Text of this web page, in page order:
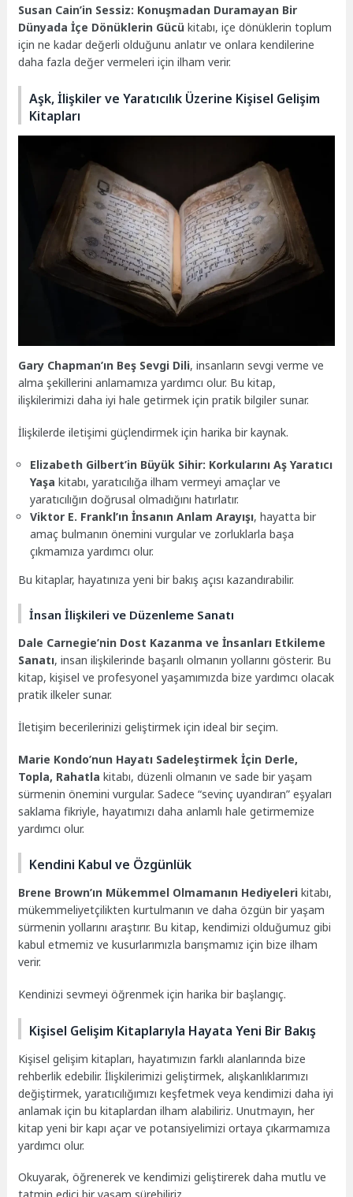
Susan Cain’in Sessiz: Konuşmadan Duramayan Bir
Dünyada İçe Dönüklerin Gücü kitabı, içe dönüklerin toplum
için ne kadar değerli olduğunu anlatır ve onlara kendilerine
daha fazla değer vermeleri için ilham verir.
Aşk, İlişkiler ve Yaratıcılık Üzerine Kişisel Gelişim
Kitapları
Gary Chapman’ın Beş Sevgi Dili, insanların sevgi verme ve
alma şekillerini anlamamıza yardımcı olur. Bu kitap,
ilişkilerimizi daha iyi hale getirmek için pratik bilgiler sunar.
İlişkilerde iletişimi güçlendirmek için harika bir kaynak.
Elizabeth Gilbert’in Büyük Sihir: Korkularını Aş Yaratıcı
Yaşa kitabı, yaratıcılığa ilham vermeyi amaçlar ve
yaratıcılığın doğrusal olmadığını hatırlatır.
Viktor E. Frankl’ın İnsanın Anlam Arayışı, hayatta bir
amaç bulmanın önemini vurgular ve zorluklarla başa
çıkmamıza yardımcı olur.
Bu kitaplar, hayatınıza yeni bir bakış açısı kazandırabilir.
İnsan İlişkileri ve Düzenleme Sanatı
Dale Carnegie’nin Dost Kazanma ve İnsanları Etkileme
Sanatı, insan ilişkilerinde başarılı olmanın yollarını gösterir. Bu
kitap, kişisel ve profesyonel yaşamımızda bize yardımcı olacak
pratik ilkeler sunar.
İletişim becerilerinizi geliştirmek için ideal bir seçim.
Marie Kondo’nun Hayatı Sadeleştirmek İçin Derle,
Topla, Rahatla kitabı, düzenli olmanın ve sade bir yaşam
sürmenin önemini vurgular. Sadece “sevinç uyandıran” eşyaları
saklama fikriyle, hayatımızı daha anlamlı hale getirmemize
yardımcı olur.
Kendini Kabul ve Özgünlük
Brene Brown’ın Mükemmel Olmamanın Hediyeleri kitabı,
mükemmeliyetçilikten kurtulmanın ve daha özgün bir yaşam
sürmenin yollarını araştırır. Bu kitap, kendimizi olduğumuz gibi
kabul etmemiz ve kusurlarımızla barışmamız için bize ilham
verir.
Kendinizi sevmeyi öğrenmek için harika bir başlangıç.
Kişisel Gelişim Kitaplarıyla Hayata Yeni Bir Bakış
Kişisel gelişim kitapları, hayatımızın farklı alanlarında bize
rehberlik edebilir. İlişkilerimizi geliştirmek, alışkanlıklarımızı
değiştirmek, yaratıcılığımızı keşfetmek veya kendimizi daha iyi
anlamak için bu kitaplardan ilham alabiliriz. Unutmayın, her
kitap yeni bir kapı açar ve potansiyelimizi ortaya çıkarmamıza
yardımcı olur.
Okuyarak, öğrenerek ve kendimizi geliştirerek daha mutlu ve